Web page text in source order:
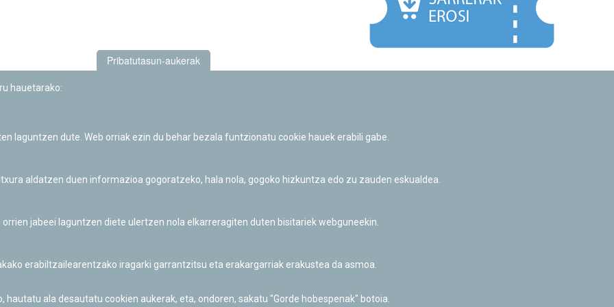
Informazio publikoa eskatzeko baimena
Pribatutasun-aukerak
hauetarako:
laguntzen dute. Web orriak ezin du behar bezala funtzionatu cookie hauek erabili gabe.
aldatzen duen informazioa gogoratzeko, hala nola, gogoko hizkuntza edo zu zauden eskualdea.
jabeei laguntzen diete ulertzen nola elkarreragiten duten bisitariek webguneekin.
erabiltzailearentzako iragarki garrantzitsu eta erakargarriak erakustea da asmoa.
ala desautatu cookien aukerak, eta, ondoren, sakatu "Gorde hobespenak" botoia.